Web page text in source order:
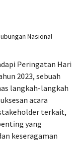
Nasional
Peringatan Hari
2023, sebuah
langkah-langkah
acara
terkait,
yang
keseragaman